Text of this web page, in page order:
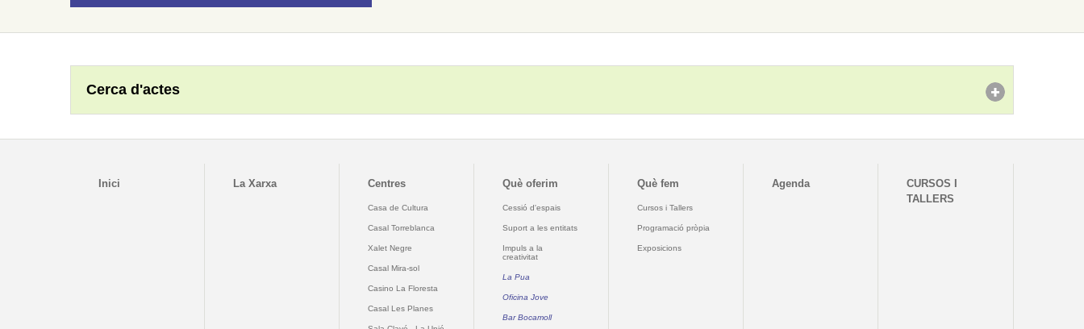
Cerca d'actes
Inici La Xarxa Centres
Casa de Cultura
Casal Torreblanca
Xalet Negre
Casal Mira-sol
Casino La Floresta
Casal Les Planes
Què oferim
Cessió d'espais
Suport a les entitats
Impuls a la
creativitat
La Pua
Oficina Jove
Bar Bocamoll
Què fem
Cursos i Tallers
Programació pròpia
Exposicions
Agenda
CURSOS I
TALLERS